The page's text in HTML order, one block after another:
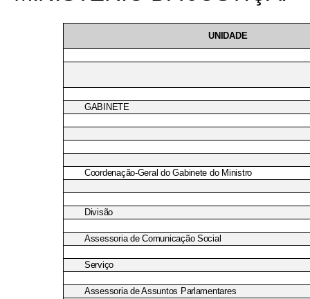
UNIDADE
GABINETE
Coordenação-Geral do Gabinete do Ministro
Divisão
Assessoria de Comunicação Social
Serviço
Assessoria de Assuntos Parlamentares